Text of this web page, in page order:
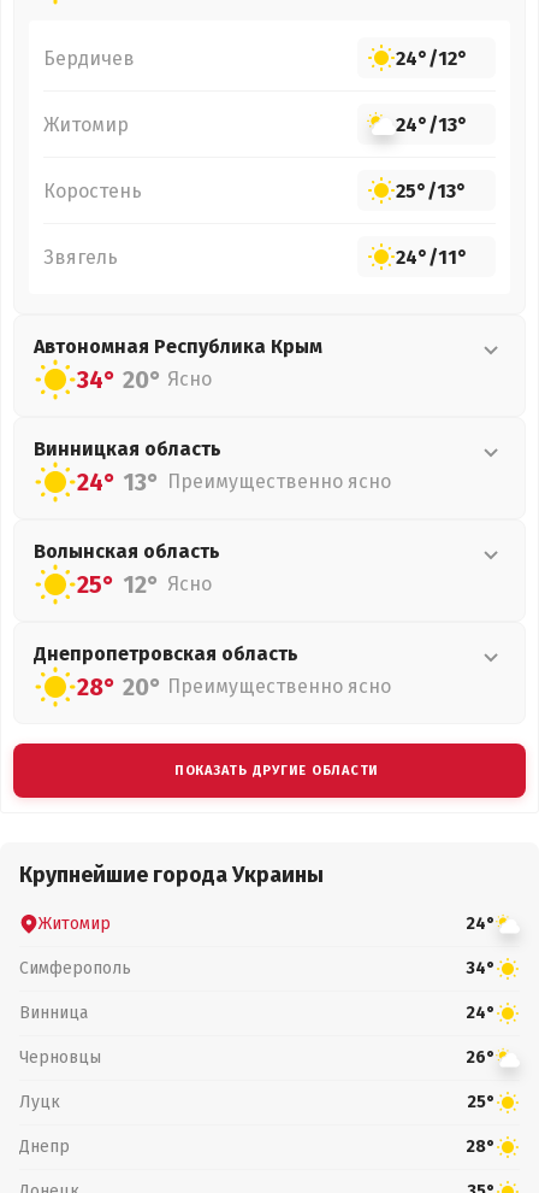
Бердичев 24°/12°
Житомир 24°/13°
Коростень 25°/13°
Звягель 24°/11°
Автономная Республика Крым
34° 20° Ясно
Винницкая область
24° 13° Преимущественно ясно
Волынская область
25° 12° Ясно
Днепропетровская область
28° 20° Преимущественно ясно
ПОКАЗАТЬ ДРУГИЕ ОБЛАСТИ
Крупнейшие города Украины
Житомир 24°
Симферополь 34°
Винница 24°
Черновцы 26°
Луцк 25°
Днепр 28°